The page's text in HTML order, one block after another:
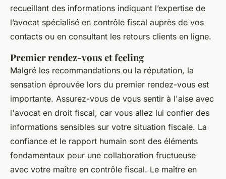
recueillant des informations indiquant l’expertise de
l’avocat spécialisé en contrôle fiscal auprès de vos
contacts ou en consultant les retours clients en ligne.
Premier rendez-vous et feeling
Malgré les recommandations ou la réputation, la
sensation éprouvée lors du premier rendez-vous est
importante. Assurez-vous de vous sentir à l'aise avec
l'avocat en droit fiscal, car vous allez lui confier des
informations sensibles sur votre situation fiscale. La
confiance et le rapport humain sont des éléments
fondamentaux pour une collaboration fructueuse
avec votre maître en contrôle fiscal. Le maître en